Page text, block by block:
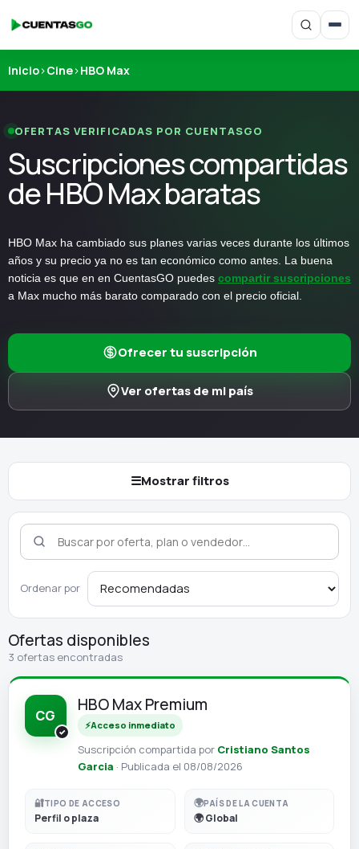
Inicio›Cine›HBO Max
OFERTAS VERIFICADAS POR CUENTASGO
Suscripciones compartidas
de HBO Max baratas
HBO Max ha cambiado sus planes varias veces durante los últimos
años y su precio ya no es tan económico como antes. La buena
noticia es que en en CuentasGO puedes compartir suscripciones
a Max mucho más barato comparado con el precio oficial.
Ofrecer tu suscripción
Ver ofertas de mi país
☰Mostrar filtros
Ordenar por
Ofertas disponibles
3 ofertas encontradas
CG
HBO Max Premium
⚡Acceso inmediato
Suscripción compartida por Cristiano Santos
Garcia · Publicada el 08/08/2026
🔐TIPO DE ACCESO
Perfil o plaza
🌍PAÍS DE LA CUENTA
🌍 Global